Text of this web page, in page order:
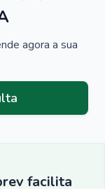
agora a sua
facilita